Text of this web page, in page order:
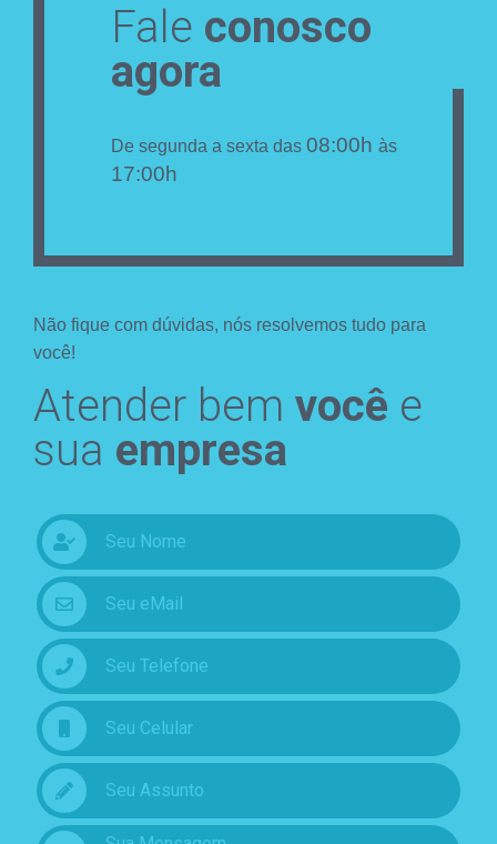
Fale conosco
agora
De segunda a sexta das 08:00h às
17:00h
Não fique com dúvidas, nós resolvemos tudo para
você!
Atender bem você e
sua empresa